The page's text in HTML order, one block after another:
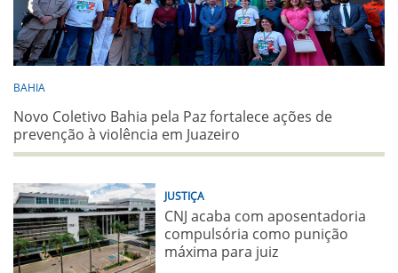
BAHIA
Novo Coletivo Bahia pela Paz fortalece ações de
prevenção à violência em Juazeiro
JUSTIÇA
CNJ acaba com aposentadoria
compulsória como punição
máxima para juiz